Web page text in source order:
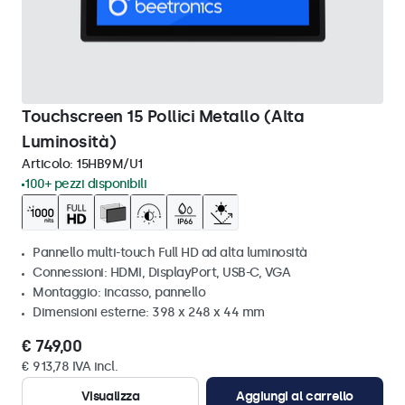
Touchscreen 15 Pollici Metallo (Alta
Luminosità)
Articolo: 15HB9M/U1
100+ pezzi disponibili
Pannello multi-touch Full HD ad alta luminosità
Connessioni: HDMI, DisplayPort, USB-C, VGA
Montaggio: incasso, pannello
Dimensioni esterne: 398 x 248 x 44 mm
€ 749,00
€ 913,78 IVA incl.
Visualizza
Aggiungi al carrello